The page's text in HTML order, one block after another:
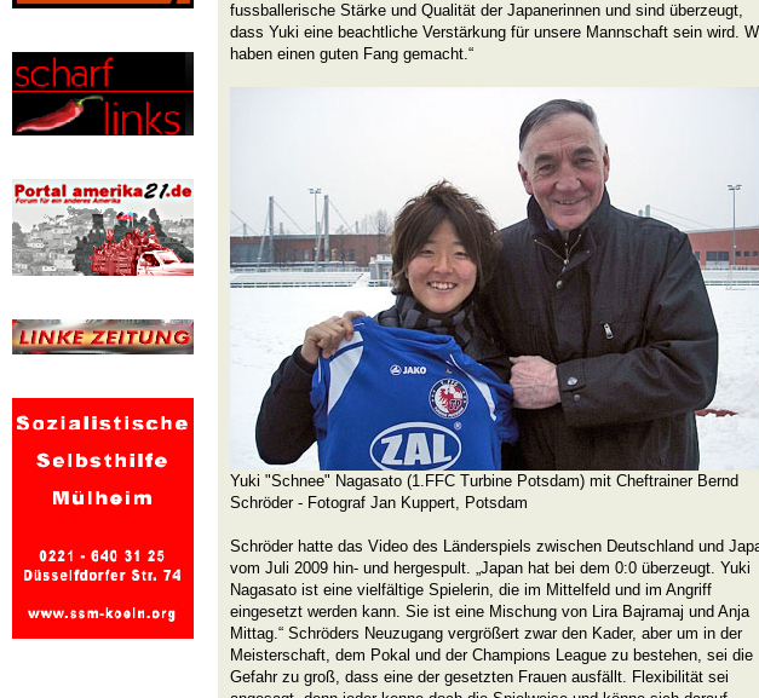
fussballerische Stärke und Qualität der Japanerinnen und sind überzeugt,
dass Yuki eine beachtliche Verstärkung für unsere Mannschaft sein wird.
haben einen guten Fang gemacht.“
Yuki "Schnee" Nagasato (1.FFC Turbine Potsdam) mit Cheftrainer Bernd
Schröder - Fotograf Jan Kuppert, Potsdam
Schröder hatte das Video des Länderspiels zwischen Deutschland und
vom Juli 2009 hin- und hergespult. „Japan hat bei dem 0:0 überzeugt. Yuki
Nagasato ist eine vielfältige Spielerin, die im Mittelfeld und im Angriff
eingesetzt werden kann. Sie ist eine Mischung von Lira Bajramaj und Anja
Mittag.“ Schröders Neuzugang vergrößert zwar den Kader, aber um in der
Meisterschaft, dem Pokal und der Champions League zu bestehen, sei die
Gefahr zu groß, dass eine der gesetzten Frauen ausfällt. Flexibilität sei